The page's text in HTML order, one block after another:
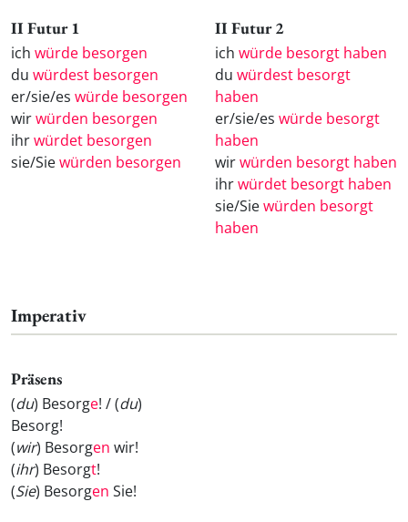
II Futur 1
ich würde besorgen
du würdest besorgen
er/sie/es würde besorgen
wirwürden besorgen
ihrwürdet besorgen
sie/Siewürden besorgen
II Futur 2
ich würde besorgt haben
du würdest besorgt
haben
er/sie/es würde besorgt
haben
wirwürden besorgt haben
ihrwürdet besorgt haben
sie/Siewürden besorgt
haben
Imperativ
Präsens
(du) Besorge! / (du)
Besorg!
(wir) Besorgen wir!
(ihr) Besorgt!
(Sie) Besorgen Sie!